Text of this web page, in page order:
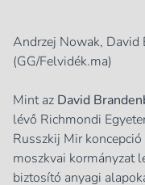
Andrzej Nowak, David
(GG/Felvidék.ma)
Mint az David
lévő Richmondi
Russzkij Mir
moszkvai kormányzat
biztosító anyagi